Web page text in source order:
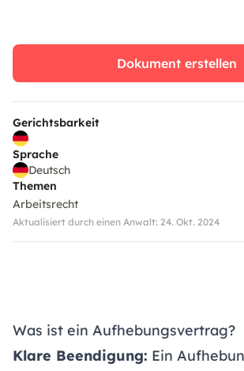
Gerichtsbarkeit
Sprache
Deutsch
Themen
Arbeitsrecht
Aktualisiert durch einen Anwalt: 24. Okt. 2024
Dokument erstellen
Was ist ein Aufhebungsvertrag?
Klare Beendigung: Ein